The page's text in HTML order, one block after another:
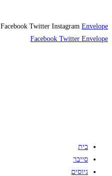
Facebook Twitter Instagram Envelope
Facebook Twitter Envelope
בית
סייבר
גיוסים